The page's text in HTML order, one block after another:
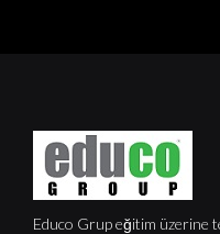
Educo Grup eğitim üzerine